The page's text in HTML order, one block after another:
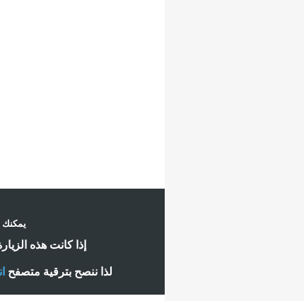
يمكنك
إذا كانت هذه
لذا ننصح بترقية متصفح